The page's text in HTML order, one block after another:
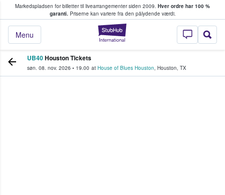
Markedspladsen for billetter til livearrangementer siden 2009. Hver ordre har 100 %
garanti.Priserne kan variere fra den pålydende værdi.
StubHub - Hvor
Menu
køber og sælger billetter
UB40Houston Tickets
søn. 08. nov. 2026 • 19.00 at House of Blues Houston, Houston, TX